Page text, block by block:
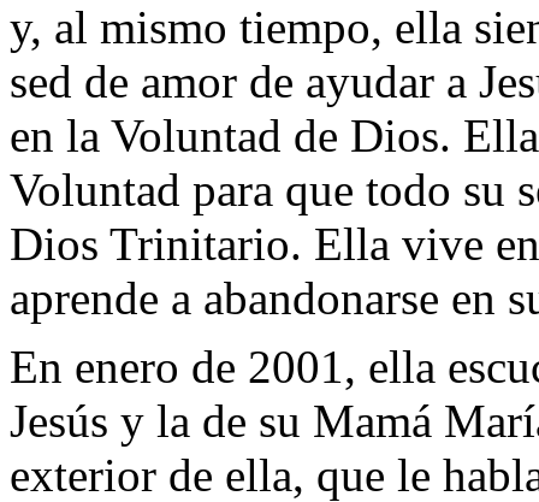
y, al mismo tiempo, ella
sed de amor de ayudar a
en la Voluntad de Dios.
Voluntad para que todo su
Dios Trinitario. Ella vive en
aprende a abandonarse en
En enero de 2001, ella
Jesús y la de su Mamá
exterior de ella, que le